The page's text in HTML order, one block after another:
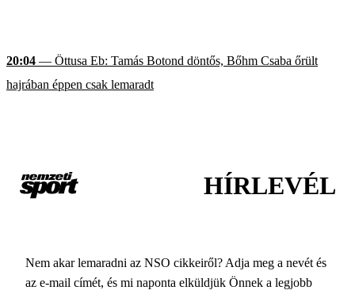
20:04 — Öttusa Eb: Tamás Botond döntős, Bőhm Csaba őrült
hajrában éppen csak lemaradt
HÍRLEVÉL
Nem akar lemaradni az NSO cikkeiről? Adja meg a nevét és
az e-mail címét, és mi naponta elküldjük Önnek a legjobb